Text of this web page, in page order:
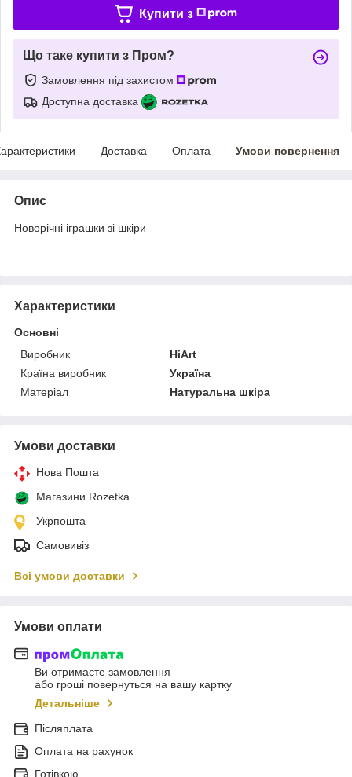
Купити з
Що таке купити з Пром?
Замовлення під захистом
Доступна доставка
Доставка Оплата Умови повернення
Опис
Новорічні іграшки зі шкіри
Характеристики
Основні
Виробник
HiArt
Країна виробник
Україна
Матеріал
Натуральна шкіра
Умови доставки
Нова Пошта
Магазини Rozetka
Укрпошта
Самовивіз
Всі умови доставки
Умови оплати
Ви отримаєте замовлення
або гроші повернуться на вашу картку
Детальніше
Післяплата
Оплата на рахунок
Готівкою